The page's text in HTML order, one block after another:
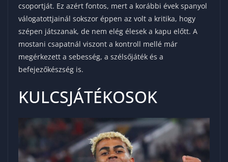
csoportját. Ez azért fontos, mert a korábbi évek spanyol
válogatottjainál sokszor éppen az volt a kritika, hogy
szépen játszanak, de nem elég élesek a kapu előtt. A
mostani csapatnál viszont a kontroll mellé már
megérkezett a sebesség, a szélsőjáték és a
befejezőkészség is.
KULCSJÁTÉKOSOK